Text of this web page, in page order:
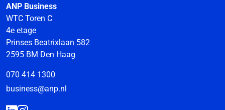
ANP Business
WTC Toren C
4e etage
Prinses Beatrixlaan 582
2595 BM Den Haag
070 414 1300
business@anp.nl